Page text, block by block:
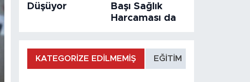
Düşüyor
Başı Sağlık
Harcaması da
KATEGORİZE EDİLMEMİŞ EĞİTİM